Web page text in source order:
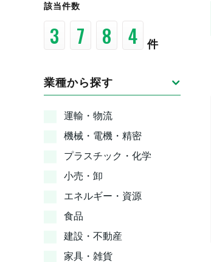
該当件数
1 2 3 1 件
業種から探す
運輸・物流
機械・電機・精密
プラスチック・化学
小売・卸
エネルギー・資源
食品
建設・不動産
家具・雑貨